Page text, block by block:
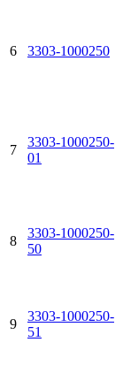
6 3303-1000250
7
3303-1000250-
01
8
3303-1000250-
50
9
3303-1000250-
51